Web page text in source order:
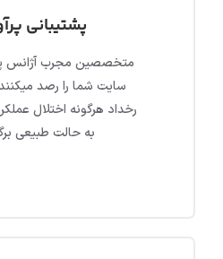
پشتیبانی
سایت شما را رصد
رخداد هرگونه اختلال
به حالت طبیعی